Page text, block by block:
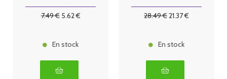
7.49€ 5.62€
En stock
Biostop
28.49€21.37€
En stock